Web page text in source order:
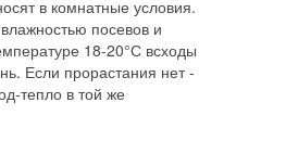
в комнатные условия.
посевов и
18-20°С всходы
Если прорастания нет -
тепло в той же